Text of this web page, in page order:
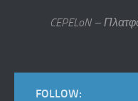
CEPELoN –
FOLLOW: